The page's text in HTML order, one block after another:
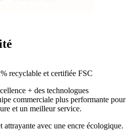
recyclable et certifiée FSC
+ des technologues
commerciale plus performante pour
et un meilleur service.
attrayante avec une encre écologique.